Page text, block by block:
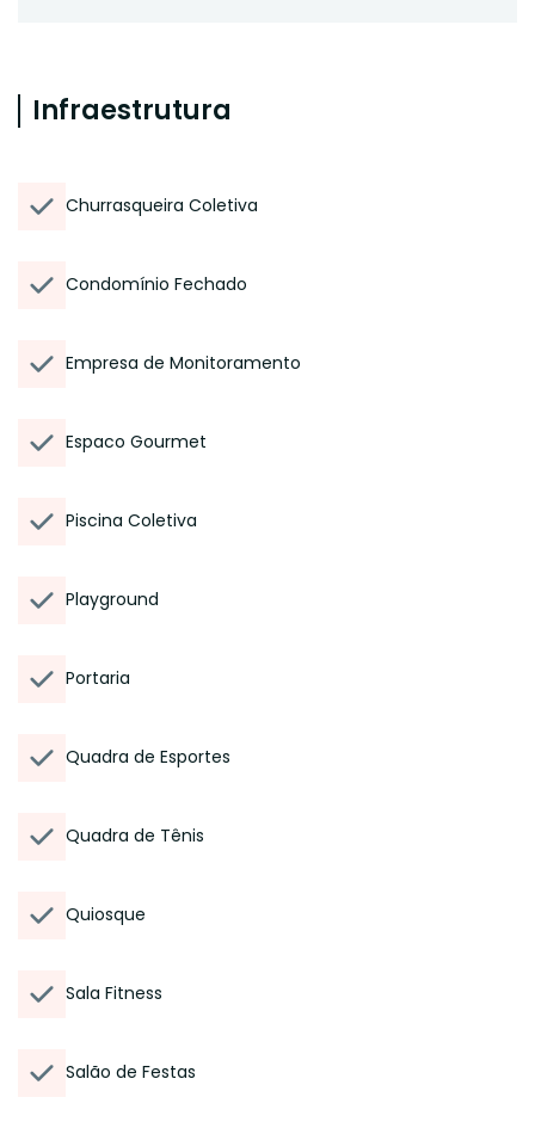
Infraestrutura
Churrasqueira Coletiva
Condomínio Fechado
Empresa de Monitoramento
Espaco Gourmet
Piscina Coletiva
Playground
Portaria
Quadra de Esportes
Quadra de Tênis
Quiosque
Sala Fitness
Salão de Festas